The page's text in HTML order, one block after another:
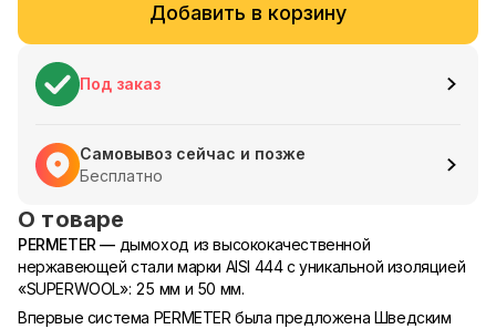
Добавить в корзину
Под заказ
Самовывоз сейчас и позже
Бесплатно
О товаре
PERMETER — дымоход из высококачественной
нержавеющей стали марки AISI 444 с уникальной изоляцией
«SUPERWOOL»: 25 мм и 50 мм.
Впервые система PERMETER была предложена Шведским